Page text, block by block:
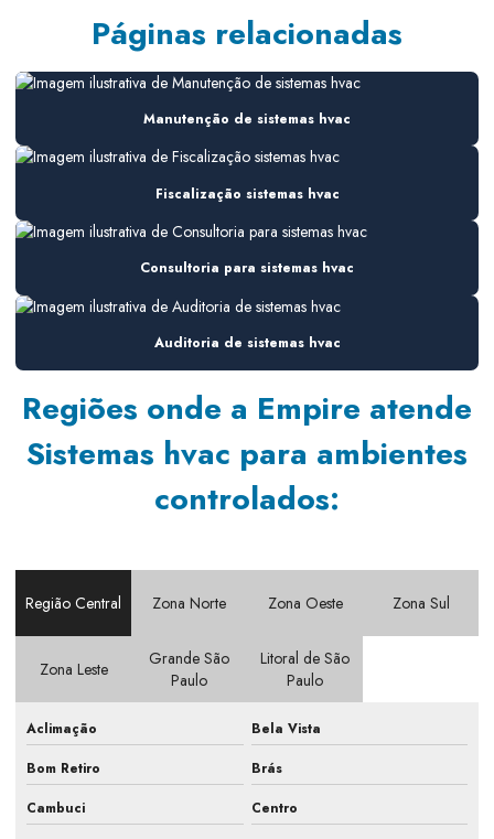
Consultoria em ar condicionado
Consultoria em climatização
Consultoria em climatização industrial
Consultoria hvac
Consultoria instalação hvac
Consultoria manutenção hvac
Consultoria em sistemas de ar condicionado
Consultoria em sistemas de climatização
Consultoria para sistemas hvac
Elaboração de pmoc em escritório
Elaboração de pmoc em indústria
Elaboração de pmoc em laboratório
Páginas relacionadas
Manutenção de sistemas hvac
Fiscalização sistemas hvac
Consultoria para sistemas hvac
Auditoria de sistemas hvac
Regiões onde a Empire atende
Sistemas hvac para ambientes
controlados:
Região Central Zona Norte Zona Oeste Zona Sul
Zona Leste
Grande São
Paulo
Litoral de São
Paulo
Aclimação
Bela Vista
Bom Retiro
Brás
Cambuci
Centro